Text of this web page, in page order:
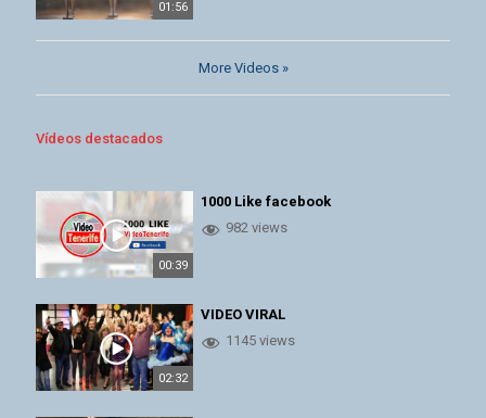
01:56
More Videos »
Vídeos destacados
00:39
1000 Like facebook
982 views
02:32
VIDEO VIRAL
1145 views